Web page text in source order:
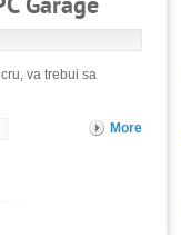
Garage
va trebui sa
More